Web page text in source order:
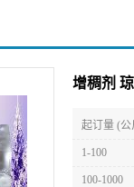
增稠剂
起订量 (公
1-100
100-1000